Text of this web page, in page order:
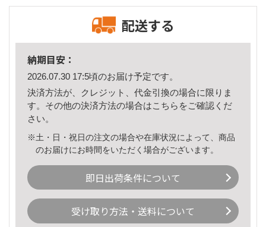
配送する
納期目安：
2026.07.30 17:5頃のお届け予定です。
決済方法が、クレジット、代金引換の場合に限りま
す。その他の決済方法の場合はこちら をご確認くだ
さい。
※土・日・祝日の注文の場合や在庫状況によって、商品
のお届けにお時間をいただく場合がございます。
即日出荷条件について
受け取り方法・送料について